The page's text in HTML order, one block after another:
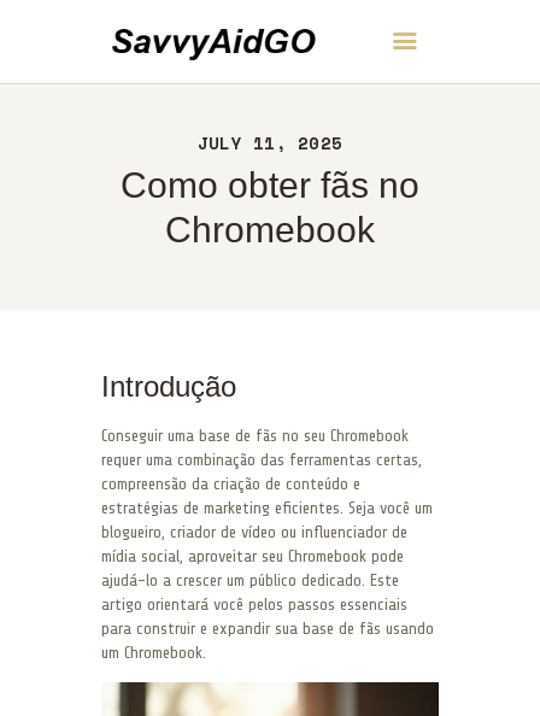
JULY 11, 2025
Como obter fãs no
Chromebook
SavvyAidGO
SOBRE
CONTATO
Introdução
Conseguir uma base de fãs no seu Chromebook
requer uma combinação das ferramentas certas,
compreensão da criação de conteúdo e
estratégias de marketing eficientes. Seja você um
blogueiro, criador de vídeo ou influenciador de
mídia social, aproveitar seu Chromebook pode
ajudá-lo a crescer um público dedicado. Este
artigo orientará você pelos passos essenciais
para construir e expandir sua base de fãs usando
um Chromebook.